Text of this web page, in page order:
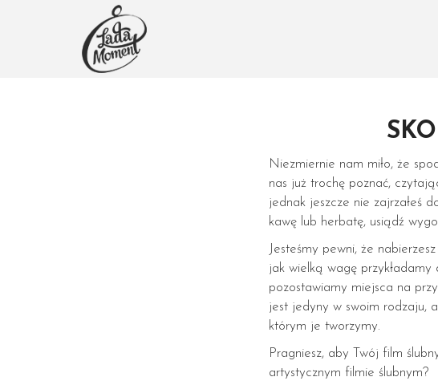
Niezmiernie nam miło, że
nas już trochę poznać,
jednak jeszcze nie zajrzałeś
kawę lub herbatę, usiądź
Jesteśmy pewni, że
jak wielką wagę przykładamy
pozostawiamy miejsca na
jest jedyny w swoim rodzaju,
którym je tworzymy.
Pragniesz, aby Twój film
artystycznym filmie ślubnym?